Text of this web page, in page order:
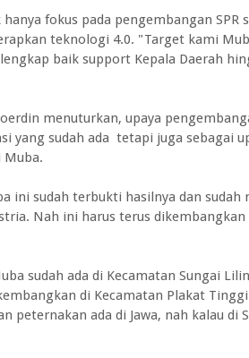
fokus pada pengembangan
teknologi 4.0. "Target kami
baik support Kepala Daerah
menuturkan, upaya
yang sudah ada tetapi juga sebagai
Muba.
ini sudah terbukti hasilnya dan sudah
Nah ini harus terus
sudah ada di Kecamatan Sungai
di Kecamatan Plakat Tinggi
peternakan ada di Jawa, nah kalau di